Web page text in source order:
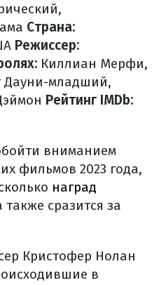
Страна:
Режиссер:
Киллиан Мерфи,
Дауни-младший,
Рейтинг IMDb:
вниманием
фильмов 2023 года,
наград
также сразится за
Кристофер Нолан
в